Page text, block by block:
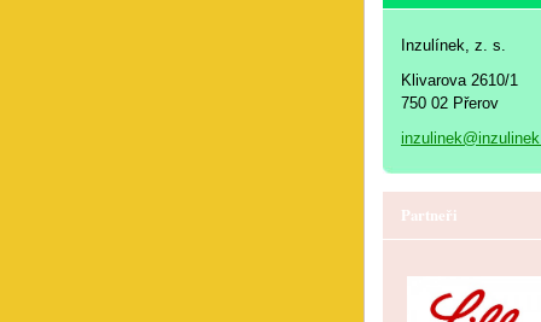
Inzulínek, z. s.
Klivarova 2610/1
750 02 Přerov
Partneři